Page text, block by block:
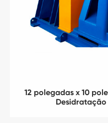
12 polegadas x 10